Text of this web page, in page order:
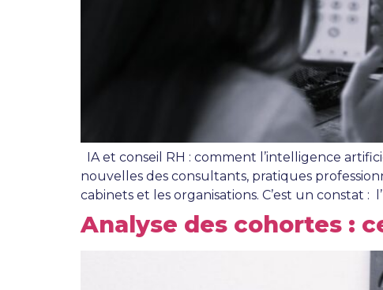
IA et conseil RH : comment l’intelligence
nouvelles des consultants, pratiques
cabinets et les organisations. C’est un constat
Analyse des cohortes :